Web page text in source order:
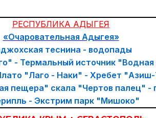
РЕСПУБЛИКА АДЫГЕЯ
«Очаровательная Адыгея»
теснина - водопады
- Термальный источник "Водная
"Лаго - Наки" - Хребет
пещера" скала "Чертов палец" -
- Экстрим парк "Мишоко"